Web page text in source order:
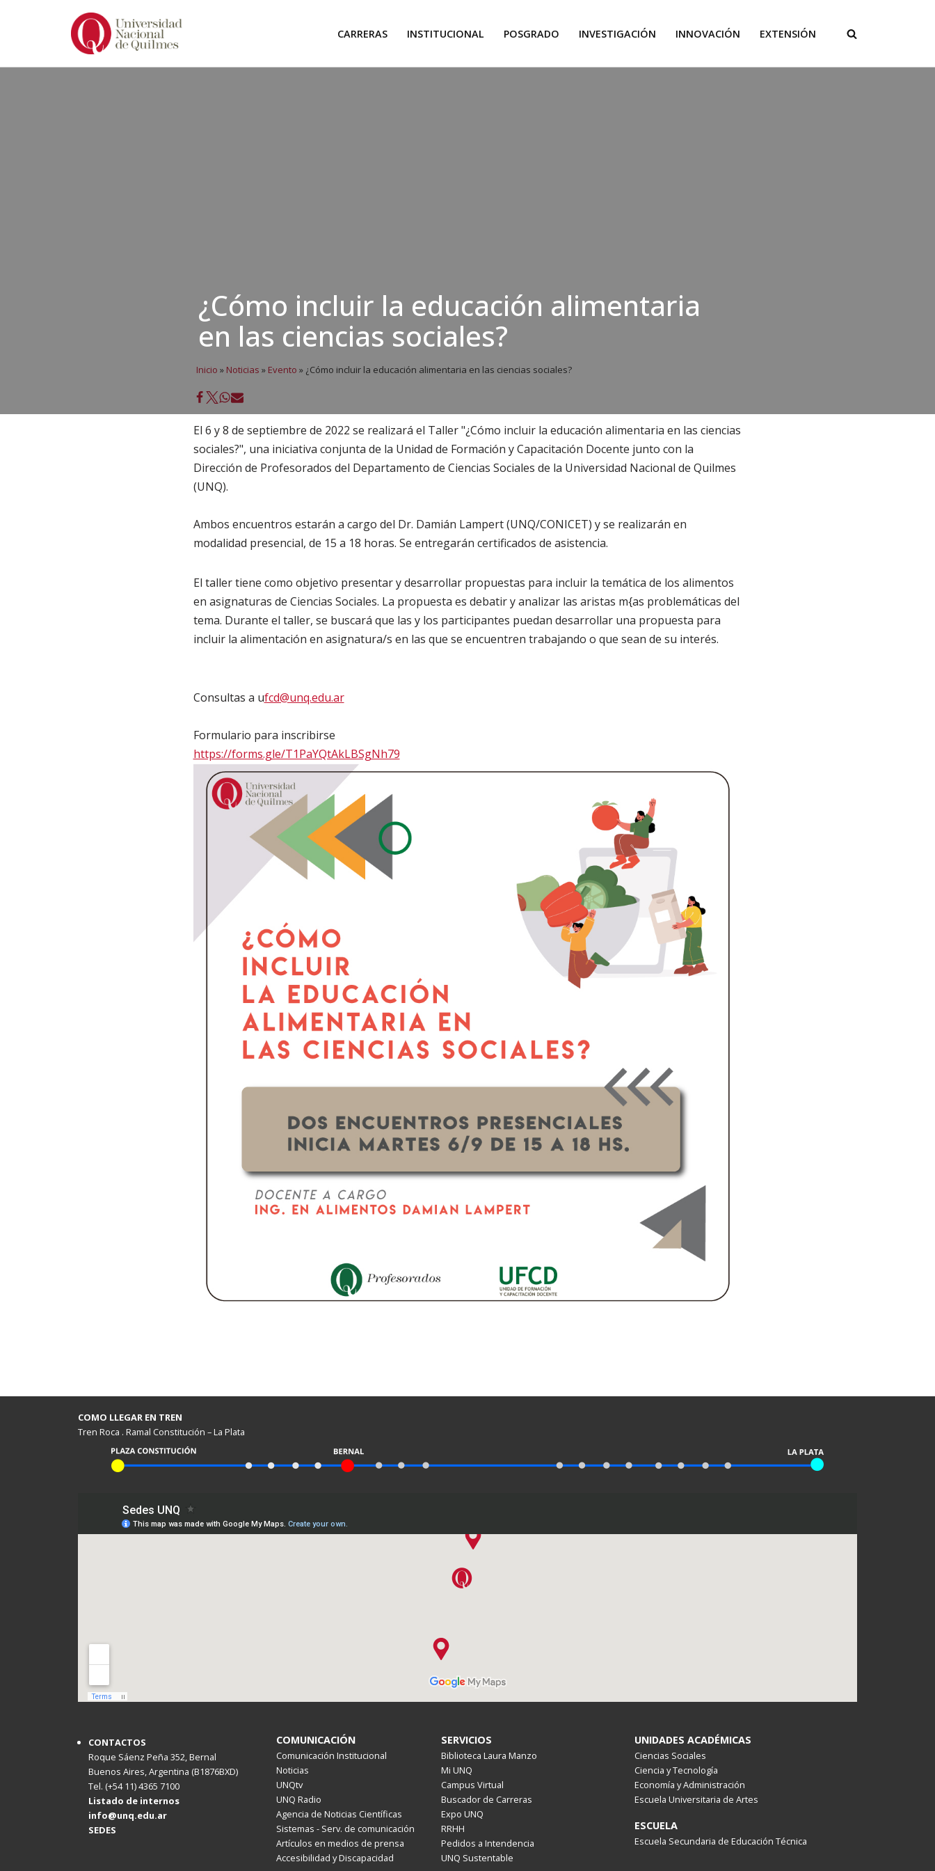
CARRERAS INSTITUCIONAL POSGRADO INVESTIGACIÓN INNOVACIÓN EXTENSIÓN
¿Cómo incluir la educación alimentaria
en las ciencias sociales?
Inicio » Noticias » Evento » ¿Cómo incluir la educación alimentaria en las ciencias sociales?
El 6 y 8 de septiembre de 2022 se realizará el Taller "¿Cómo incluir la educación alimentaria en las ciencias
sociales?", una iniciativa conjunta de la Unidad de Formación y Capacitación Docente junto con la
Dirección de Profesorados del Departamento de Ciencias Sociales de la Universidad Nacional de Quilmes
(UNQ).
Ambos encuentros estarán a cargo del Dr. Damián Lampert (UNQ/CONICET) y se realizarán en
modalidad presencial, de 15 a 18 horas. Se entregarán certificados de asistencia.
El taller tiene como objetivo presentar y desarrollar propuestas para incluir la temática de los alimentos
en asignaturas de Ciencias Sociales. La propuesta es debatir y analizar las aristas m{as problemáticas del
tema. Durante el taller, se buscará que las y los participantes puedan desarrollar una propuesta para
incluir la alimentación en asignatura/s en las que se encuentren trabajando o que sean de su interés.
Consultas a ufcd@unq.edu.ar
Formulario para inscribirse
https://forms.gle/T1PaYQtAkLBSgNh79
COMO LLEGAR EN TREN
Tren Roca . Ramal Constitución – La Plata
CONTACTOS
Roque Sáenz Peña 352, Bernal
Buenos Aires, Argentina (B1876BXD)
Tel. (+54 11) 4365 7100
Listado de internos
info@unq.edu.ar
SEDES
COMUNICACIÓN
Comunicación Institucional
Noticias
UNQtv
UNQ Radio
Agencia de Noticias Científicas
Sistemas - Serv. de comunicación
Artículos en medios de prensa
Accesibilidad y Discapacidad
SERVICIOS
Biblioteca Laura Manzo
Mi UNQ
Campus Virtual
Buscador de Carreras
Expo UNQ
RRHH
Pedidos a Intendencia
UNQ Sustentable
UNIDADES ACADÉMICAS
Ciencias Sociales
Ciencia y Tecnología
Economía y Administración
Escuela Universitaria de Artes
ESCUELA
Escuela Secundaria de Educación Técnica